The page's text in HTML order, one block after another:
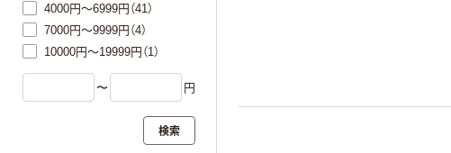
4000円～6999円（41）
7000円～9999円（4）
10000円～19999円（1）
〜 円
検索